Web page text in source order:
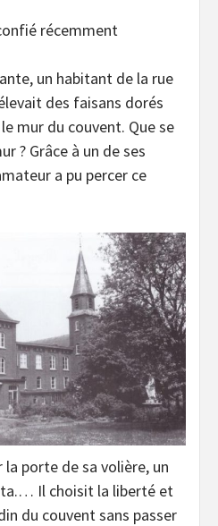
récemment
un habitant de la rue
des faisans dorés
mur du couvent. Que se
? Grâce à un de ses
a pu percer ce
porte de sa volière, un
Il choisit la liberté et
du couvent sans passer